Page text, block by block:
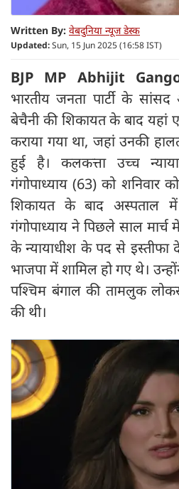
Written By: वेबदुनिया न्यूज डेस्क
Updated:Sun, 15 Jun 2025 (16:58 IST)
BJP MP Abhijit
भारतीय जनता पार्टी के सांसद
बेचैनी की शिकायत के बाद यहां
कराया गया था, जहां उनकी
हुई है। कलकत्ता उच्च
गंगोपाध्याय (63) को शनिवार
शिकायत के बाद अस्पताल में
गंगोपाध्याय ने पिछले साल
के न्यायाधीश के पद से इस्तीफा
भाजपा में शामिल हो गए थे।
पश्चिम बंगाल की तामलुक
की थी।